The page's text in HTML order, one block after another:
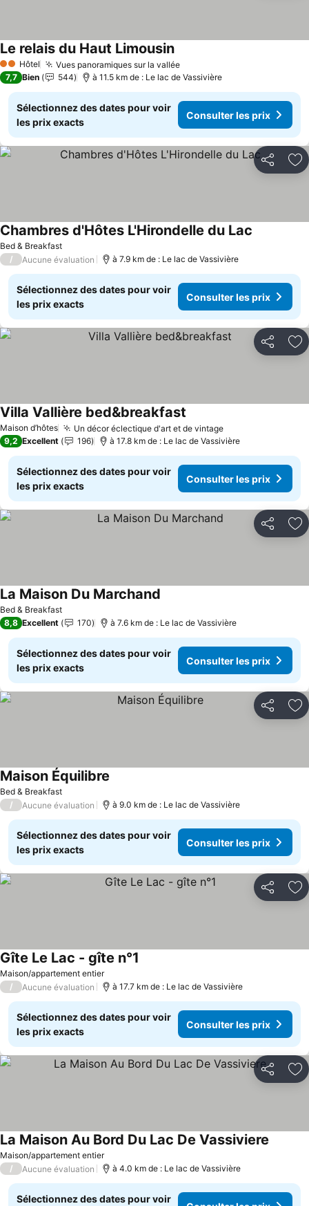
2 Étoiles
Hôtel Vues panoramiques sur la valléeConsulter les prix
Le relais du Haut LimousinConsulter les prix
7,7 Bien 544 à 11.5 km de : Le lac de Vassivière
Sélectionnez des dates pour voir
les prix exacts
Consulter les prix
Partager
Bed & Breakfast
Chambres d'Hôtes L'Hirondelle du Lac
/ Aucune évaluation à 7.9 km de : Le lac de Vassivière
Sélectionnez des dates pour voir
les prix exacts
Consulter les prix
Partager
Maison d’hôtes Un décor éclectique d'art et de vintageConsulter les
Villa Vallière bed&breakfast
9,2 Excellent 196 à 17.8 km de : Le lac de Vassivière
Sélectionnez des dates pour voir
les prix exacts
Consulter les prix
Partager
Bed & Breakfast
La Maison Du Marchand
8,8 Excellent 170 à 7.6 km de : Le lac de Vassivière
Sélectionnez des dates pour voir
les prix exacts
Consulter les prix
Partager
Bed & Breakfast
Maison Équilibre
/ Aucune évaluation à 9.0 km de : Le lac de Vassivière
Sélectionnez des dates pour voir
les prix exacts
Consulter les prix
Partager
Maison/appartement entier
Gîte Le Lac - gîte n°1
/ Aucune évaluation à 17.7 km de : Le lac de Vassivière
Sélectionnez des dates pour voir
les prix exacts
Consulter les prix
Partager
Maison/appartement entier
La Maison Au Bord Du Lac De Vassiviere
/ Aucune évaluation à 4.0 km de : Le lac de Vassivière
Sélectionnez des dates pour voir